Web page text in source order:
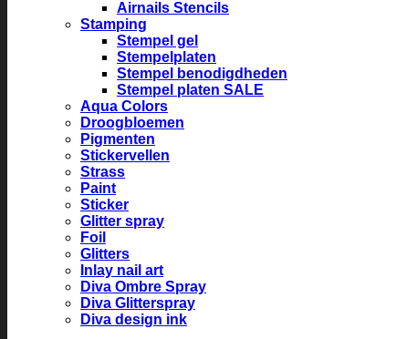
Airnails Stencils
Stamping
Stempel gel
Stempelplaten
Stempel benodigdheden
Stempel platen SALE
Aqua Colors
Droogbloemen
Pigmenten
Stickervellen
Strass
Paint
Sticker
Glitter spray
Foil
Glitters
Inlay nail art
Diva Ombre Spray
Diva Glitterspray
Diva design ink